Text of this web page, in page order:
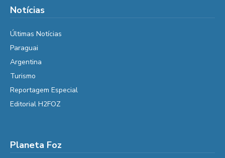
Notícias
Últimas Notícias
Paraguai
Argentina
Turismo
Reportagem Especial
Editorial H2FOZ
Planeta Foz